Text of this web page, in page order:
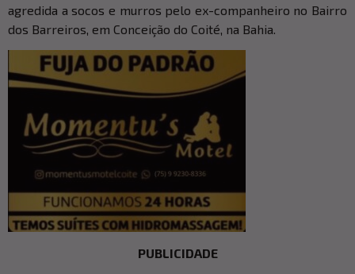
agredida a socos e murros pelo ex-companheiro no Bairro
dos Barreiros, em Conceição do Coité, na Bahia.
PUBLICIDADE